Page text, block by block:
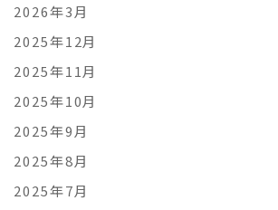
2026年3月
2025年12月
2025年11月
2025年10月
2025年9月
2025年8月
2025年7月